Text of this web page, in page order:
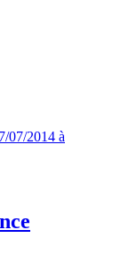
07/2014 à